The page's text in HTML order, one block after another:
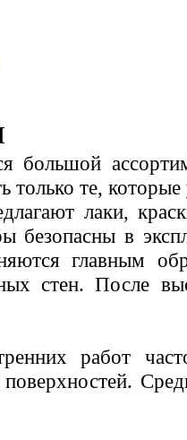
только те,
лаки,
безопасны в
главным
стен. После
работ